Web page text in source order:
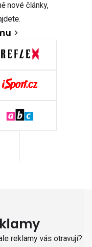
nové články,
reklamy vás otravují?